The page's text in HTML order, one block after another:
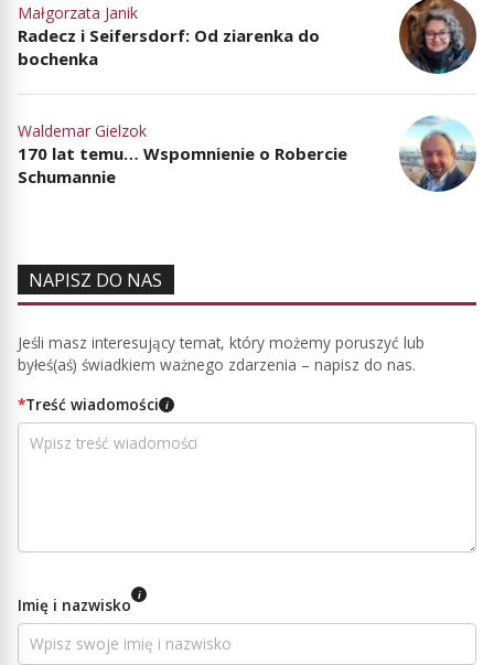
Małgorzata Janik
Radecz i Seifersdorf: Od ziarenka do
bochenka
Waldemar Gielzok
170 lat temu… Wspomnienie o Robercie
Schumannie
NAPISZ DO NAS
Jeśli masz interesujący temat, który możemy poruszyć lub
byłeś(aś) świadkiem ważnego zdarzenia – napisz do nas.
*Treść wiadomości i
Imię i nazwisko i